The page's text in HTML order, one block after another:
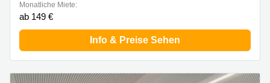
Monatliche Miete:
ab 149 €
Info & Preise Sehen